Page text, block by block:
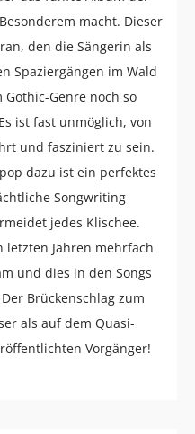
macht. Dieser
den die Sängerin als
Spaziergängen im Wald
Genre noch so
ist fast unmöglich, von
und fasziniert zu sein.
dazu ist ein perfektes
Songwriting-
jedes Klischee.
letzten Jahren mehrfach
und dies in den Songs
Brückenschlag zum
als auf dem Quasi-
Vorgänger!